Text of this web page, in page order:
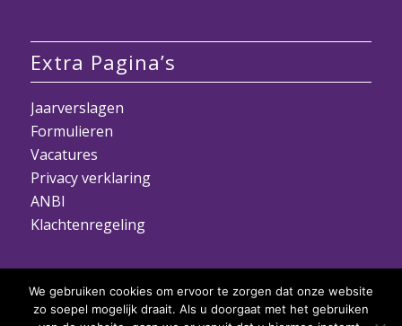
Extra Pagina’s
Jaarverslagen
Formulieren
Vacatures
Privacy verklaring
ANBI
Klachtenregeling
We gebruiken cookies om ervoor te zorgen dat onze website
zo soepel mogelijk draait. Als u doorgaat met het gebruiken